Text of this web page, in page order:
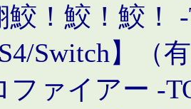
鮫！鮫！鮫！
Switch】（
ファイアー -